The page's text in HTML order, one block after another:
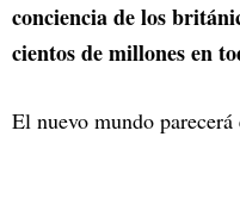
conciencia de los
cientos de millones en
El nuevo mundo parecerá